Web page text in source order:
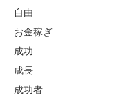
自由
お金稼ぎ
成功
成長
成功者